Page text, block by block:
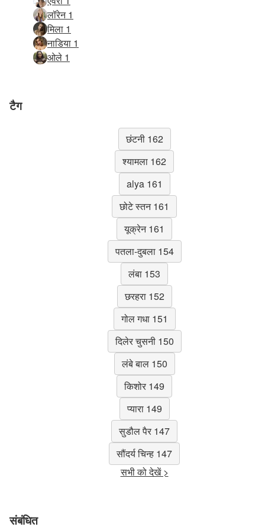
लॉरेन 1
मिला 1
नाडिया 1
ओले 1
टैग
छंटनी 162
श्यामला 162
alya 161
छोटे स्तन 161
यूक्रेन 161
पतला-दुबला 154
लंबा 153
छरहरा 152
गोल गधा 151
दिलेर चुसनी 150
लंबे बाल 150
किशोर 149
प्यारा 149
सुडौल पैर 147
सौंदर्य चिन्ह 147
सभी को देखें >
संबंधित